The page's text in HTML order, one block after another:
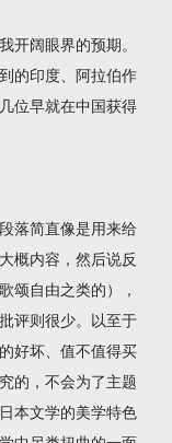
开阔眼界的预期。
的印度、阿拉伯作
位早就在中国获得
落简直像是用来给
概内容，然后说反
颂自由之类的），
评则很少。以至于
好坏、值不值得买
的，不会为了主题
本文学的美学特色